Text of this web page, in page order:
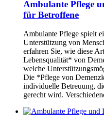
Ambulante Pflege
für Betroffene
Ambulante Pflege spielt
Unterstützung von
erfahren Sie, wie diese
Lebensqualität* von
welche
Die *Pflege von
individuelle Betreuung,
gerecht wird.